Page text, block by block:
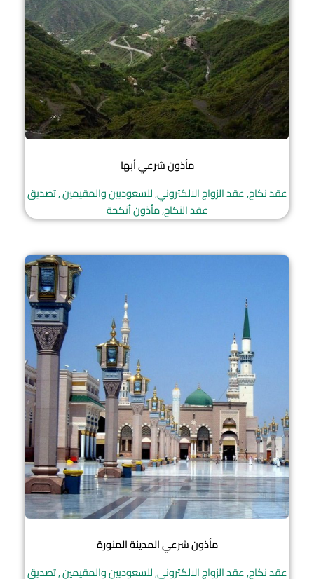
مأذون شرعي أبها
عقد نكاح, عقد الزواج الالكتروني, للسعوديين والمقيمين , تصديق
عقد النكاح, مأذون أنكحة
مأذون شرعي المدينة المنورة
عقد نكاح, عقد الزواج الالكتروني, للسعوديين والمقيمين , تصديق